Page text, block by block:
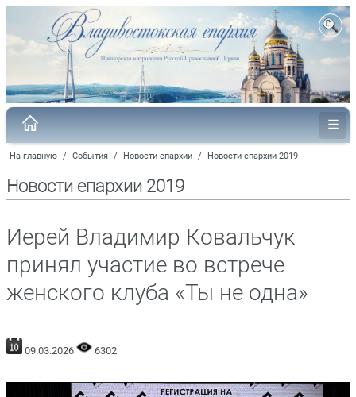
На главную / События / Новости епархии / Новости епархии 2019
Новости епархии 2019
Иерей Владимир Ковальчук
принял участие во встрече
женского клуба «Ты не одна»
09.03.2026 6302